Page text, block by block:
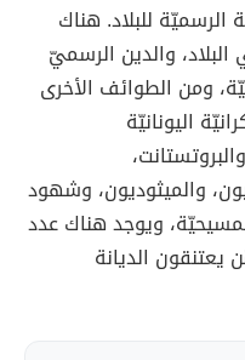
الرسميّة للبلاد. هناك
والدين الرسميّ
ومن الطوائف الأخرى
اليونانيّة
والميثوديون، وشهود
ويوجد هناك عدد
الديانة